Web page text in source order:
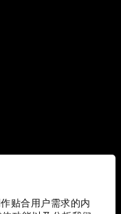
贴合用户需求的内